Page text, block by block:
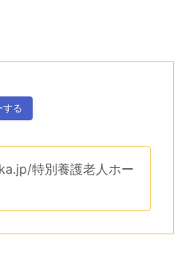
する
、 特別養護老人ホー